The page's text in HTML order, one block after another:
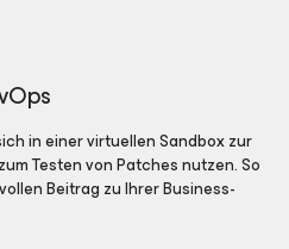
in einer virtuellen Sandbox zur
Testen von Patches nutzen. So
Beitrag zu Ihrer Business-